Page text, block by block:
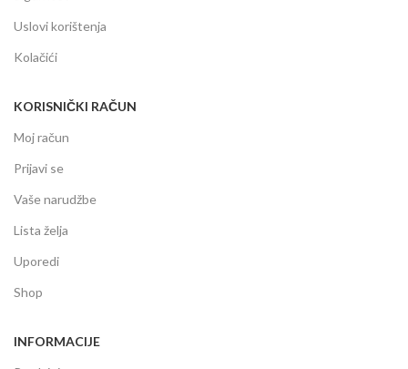
Uslovi korištenja
Kolačići
KORISNIČKI RAČUN
Moj račun
Prijavi se
Vaše narudžbe
Lista želja
Uporedi
Shop
INFORMACIJE